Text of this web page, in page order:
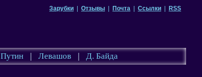
Зарубки Отзывы Почта Ссылки RSS
Путин | Левашов | Д. Байда